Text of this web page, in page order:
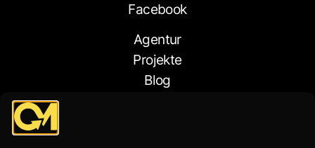
Facebook
Agentur
Projekte
Blog